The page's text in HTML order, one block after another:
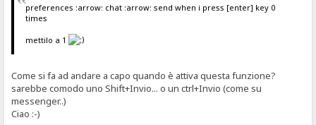
preferences :arrow: chat :arrow: send when i press [enter] key 0
times
mettilo a 1
Come si fa ad andare a capo quando è attiva questa funzione?
sarebbe comodo uno Shift+Invio... o un ctrl+Invio (come su
messenger..)
Ciao :-)